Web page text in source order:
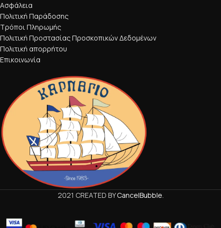
Ασφάλεια
Πολιτική Παράδοσης
Τρόποι Πληρωμής
Πολιτική Προστασίας Προσκοπικών Δεδομένων
Πολιτική απορρήτου
Επικοινωνία
2021 CREATED BYCancelBubble.